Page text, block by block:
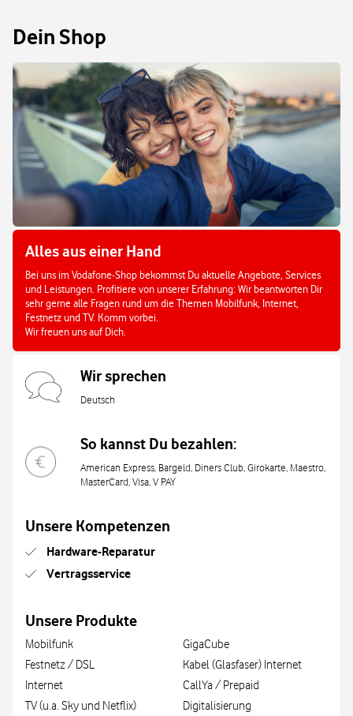
Dein Shop
Alles aus einer Hand
Bei uns im Vodafone-Shop bekommst Du aktuelle Angebote, Services
und Leistungen. Profitiere von unserer Erfahrung: Wir beantworten Dir
sehr gerne alle Fragen rund um die Themen Mobilfunk, Internet,
Festnetz und TV. Komm vorbei.
Wir freuen uns auf Dich.
Wir sprechen
Deutsch
So kannst Du bezahlen:
American Express, Bargeld, Diners Club, Girokarte, Maestro,
MasterCard, Visa, V PAY
Unsere Kompetenzen
Hardware-Reparatur
Vertragsservice
Unsere Produkte
Mobilfunk
Festnetz / DSL
Internet
TV (u.a. Sky und Netflix)
GigaCube
Kabel (Glasfaser) Internet
CallYa / Prepaid
Digitalisierung